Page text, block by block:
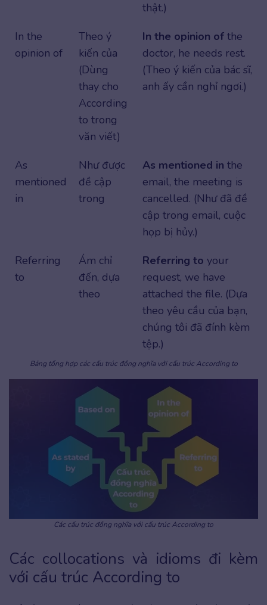
thật.)
In the
opinion of
Theo ý
kiến của
(Dùng
thay cho
According
to trong
văn viết)
In the opinion of the
doctor, he needs rest.
(Theo ý kiến của bác sĩ,
anh ấy cần nghỉ ngơi.)
As
mentioned
in
Như được
đề cập
trong
As mentioned in the
email, the meeting is
cancelled. (Như đã đề
cập trong email, cuộc
họp bị hủy.)
Referring
to
Ám chỉ
đến, dựa
theo
Referring to your
request, we have
attached the file. (Dựa
theo yêu cầu của bạn,
chúng tôi đã đính kèm
tệp.)
Bảng tổng hợp các cấu trúc đồng nghĩa với cấu trúc According to
Các cấu trúc đồng nghĩa với cấu trúc According to
Các collocations và idioms đi kèm
với cấu trúc According to